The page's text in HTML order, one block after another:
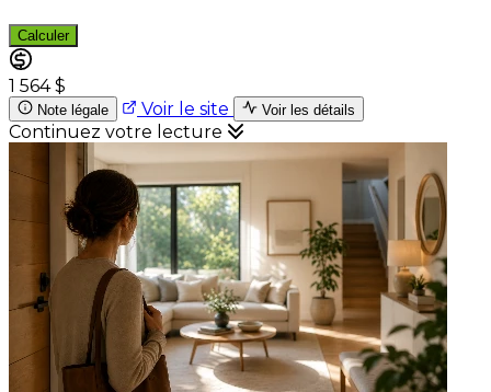
Calculer
1 564 $
Note légale Voir le site Voir les détails
Continuez votre lecture